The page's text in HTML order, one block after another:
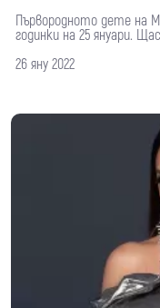
Първородното дете на
годинки на 25 януари.
26 яну 2022